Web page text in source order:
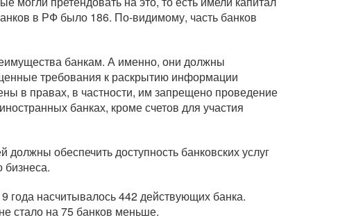
в РФ было 186. По-видимому, часть банков
банкам. А именно, они должны
требования к раскрытию информации
в правах, в частности, им запрещено проведение
банках, кроме счетов для участия
обеспечить доступность банковских услуг
бизнеса.
года насчитывалось 442 действующих банка.
стало на 75 банков меньше.